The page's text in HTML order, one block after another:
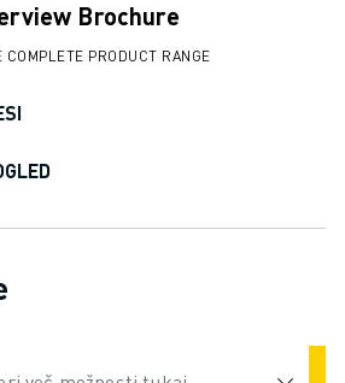
Brochure
COMPLETE PRODUCT RANGE